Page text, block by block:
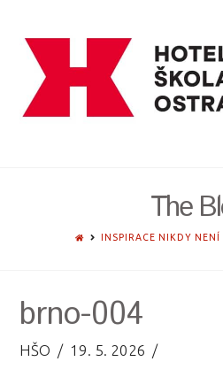
The
HOMEINSPIRACE NIKDY NENÍ
brno-004
HŠO 19. 5. 2026